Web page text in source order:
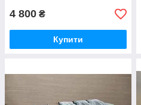
4 800 ₴
Купити